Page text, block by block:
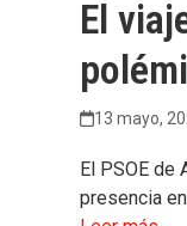
El
13 mayo,
El PSOE de
presencia